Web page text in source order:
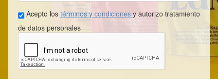
Acepto los términos y condiciones y autorizo tratamiento
de datos personales